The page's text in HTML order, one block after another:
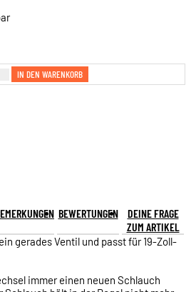
IN DEN WARENKORB
BEWERTUNGEN
DEINE FRAGE
ZUM ARTIKEL
gerades Ventil und passt für 19-Zoll-
immer einen neuen Schlauch